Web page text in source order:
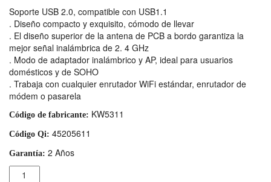
Soporte USB 2.0, compatible con USB1.1
. Diseño compacto y exquisito, cómodo de llevar
. El diseño superior de la antena de PCB a bordo garantiza la
mejor señal inalámbrica de 2. 4 GHz
. Modo de adaptador inalámbrico y AP, ideal para usuarios
domésticos y de SOHO
. Trabaja con cualquier enrutador WiFi estándar, enrutador de
módem o pasarela
Código de fabricante: KW5311
Código Qi: 45205611
Garantía: 2 Años
Cantidad